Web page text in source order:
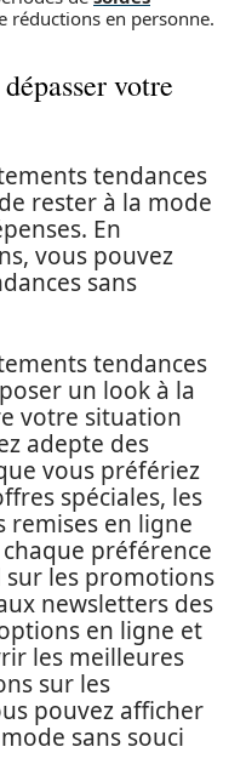
réductions en personne.
votre
tendances
rester à la mode
En
vous pouvez
sans
tendances
un look à la
votre situation
adepte des
vous préfériez
spéciales, les
remises en ligne
préférence
les promotions
newsletters des
en ligne et
les meilleures
sur les
pouvez afficher
sans souci